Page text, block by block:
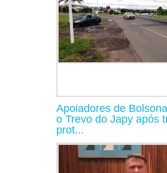
Apoiadores de
o Trevo do Japy após
prot...